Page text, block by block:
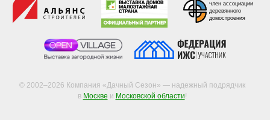
© 2002–2026 Компания «Дачный Сезон» — надежный подрядчик
в Москве и Московской области!
член ассоциации
деревянного
домостроения